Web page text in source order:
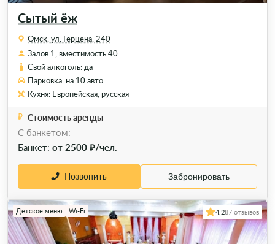
Сытый ёж
Омск, ул. Герцена, 240
Залов 1, вместимость 40
Свой алкоголь: да
Парковка: на 10 авто
Кухня: Европейская, русская
Стоимость аренды
C банкетом:
Банкет: от 2500 ₽/чел.
Позвонить Забронировать
Детское меню Wi-Fi 4.287 отзывов